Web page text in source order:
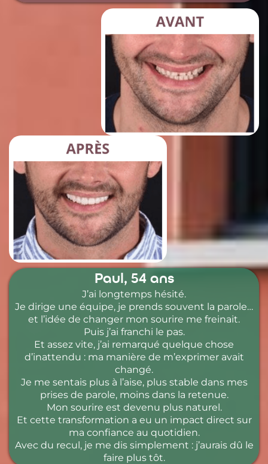
Paul, 54 ans
J’ai longtemps hésité.
Je dirige une équipe, je prends souvent la parole…
et l’idée de changer mon sourire me freinait.
Puis j’ai franchi le pas.
Et assez vite, j’ai remarqué quelque chose
d’inattendu : ma manière de m’exprimer avait
changé.
Je me sentais plus à l’aise, plus stable dans mes
prises de parole, moins dans la retenue.
Mon sourire est devenu plus naturel.
Et cette transformation a eu un impact direct sur
ma confiance au quotidien.
Avec du recul, je me dis simplement : j’aurais dû le
faire plus tôt.